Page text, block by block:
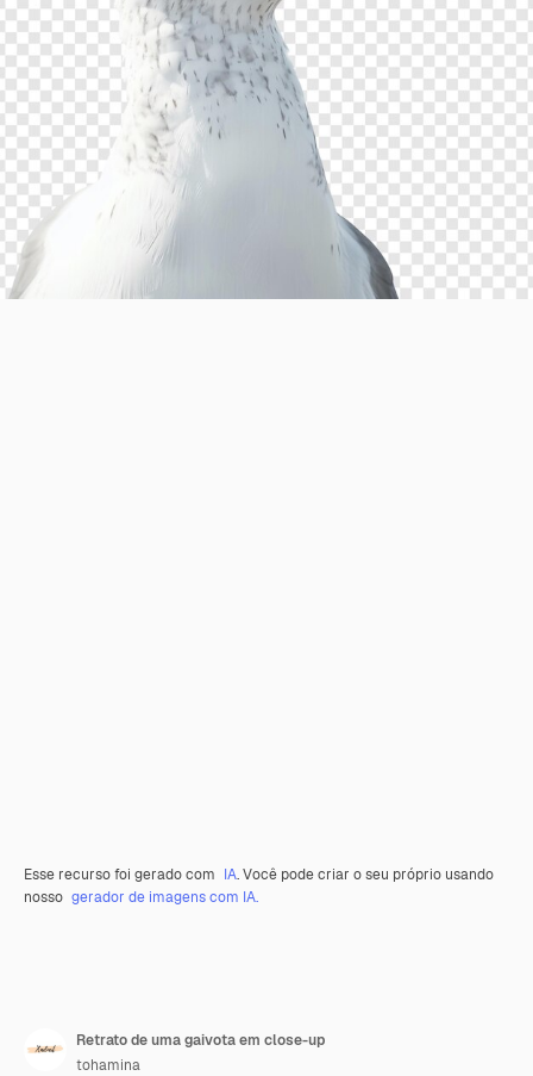
Esse recurso foi gerado com IA. Você pode criar o seu próprio usando
nosso gerador de imagens com IA.
Retrato de uma gaivota em close-up
tohamina